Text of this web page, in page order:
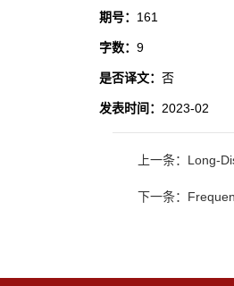
期号： 161
字数： 9
是否译文： 否
发表时间： 2023-02
上一条：Long-
下一条：